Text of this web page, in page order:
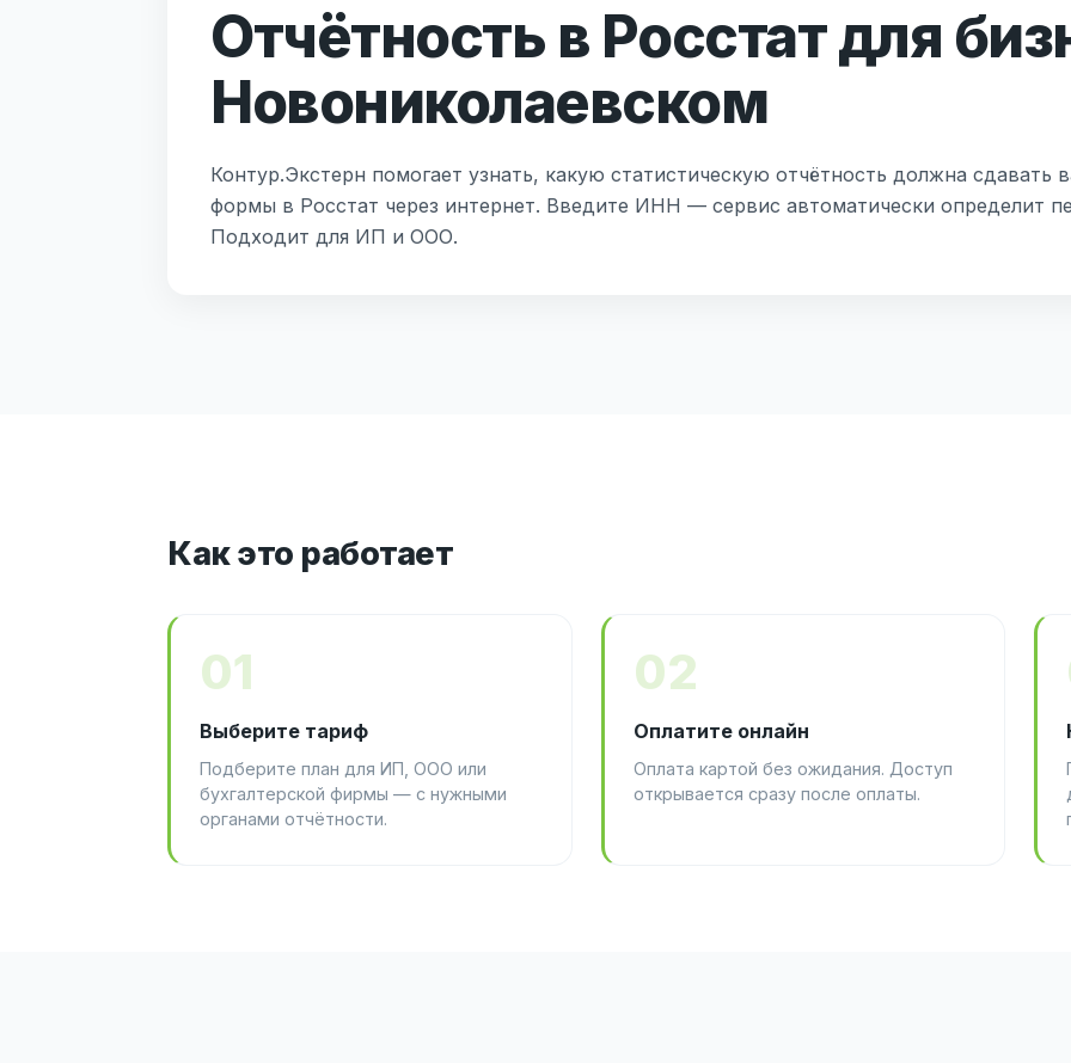
Отчётность в Росстат для
Новониколаевском
Контур.Экстерн помогает узнать, какую статистическую отчётность должна сдавать
формы в Росстат через интернет. Введите ИНН — сервис автоматически определит
Подходит для ИП и ООО.
Как это работает
01
Выберите тариф
Подберите план для ИП, ООО или
бухгалтерской фирмы — с нужными
органами отчётности.
02
Оплатите онлайн
Оплата картой без ожидания. Доступ
открывается сразу после оплаты.